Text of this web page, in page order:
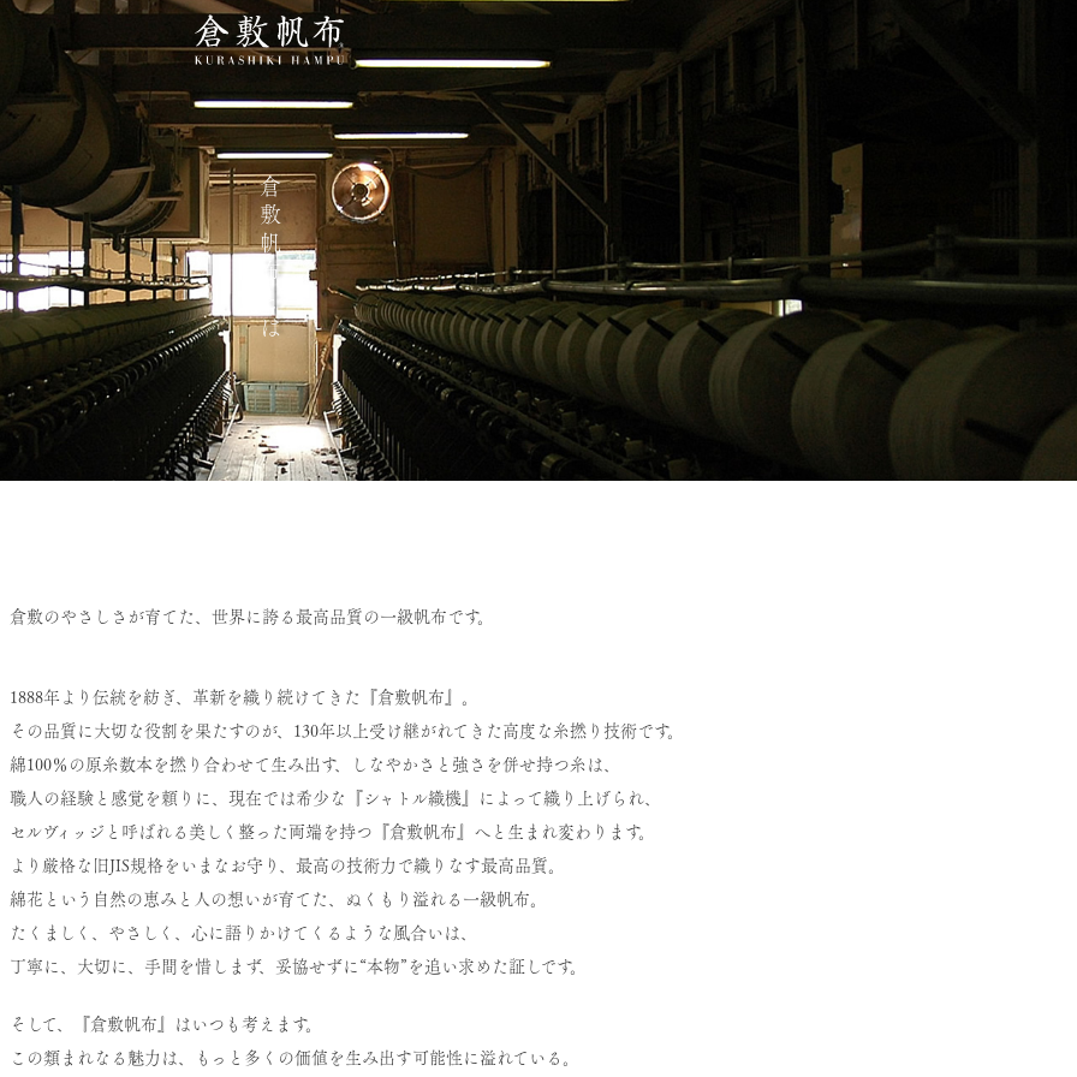
倉敷帆布とは
倉敷のやさしさが育てた、世界に誇る最高品質の一級帆布です。
1888年より伝統を紡ぎ、革新を織り続けてきた『倉敷帆布』。
その品質に大切な役割を果たすのが、130年以上受け継がれてきた高度な糸撚り技術です。
綿100％の原糸数本を撚り合わせて生み出す、しなやかさと強さを併せ持つ糸は、
職人の経験と感覚を頼りに、現在では希少な『シャトル織機』によって織り上げられ、
セルヴィッジと呼ばれる美しく整った両端を持つ『倉敷帆布』へと生まれ変わります。
より厳格な旧JIS規格をいまなお守り、最高の技術力で織りなす最高品質。
綿花という自然の恵みと人の想いが育てた、ぬくもり溢れる一級帆布。
たくましく、やさしく、心に語りかけてくるような風合いは、
丁寧に、大切に、手間を惜しまず、妥協せずに“本物”を追い求めた証しです。
そして、『倉敷帆布』はいつも考えます。
この類まれなる魅力は、もっと多くの価値を生み出す可能性に溢れている。